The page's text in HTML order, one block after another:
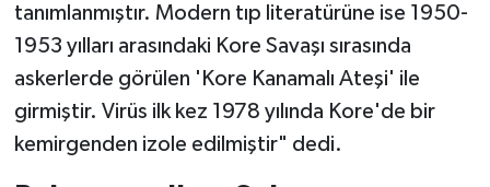
tanımlanmıştır. Modern tıp literatürüne ise 1950-
1953 yılları arasındaki Kore Savaşı sırasında
askerlerde görülen 'Kore Kanamalı Ateşi' ile
girmiştir. Virüs ilk kez 1978 yılında Kore'de bir
kemirgenden izole edilmiştir" dedi.